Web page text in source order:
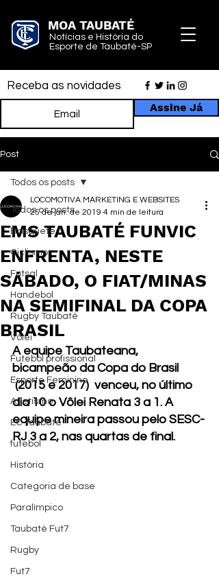
MOA TAUBATÉ
Notícias e História do
Esporte de Taubaté-SP
Receba as novidades
Assine Já
Post
Todos os posts
Basquete
Ciclismo
Futsal
Handebol
Rugby Taubaté
Vôlei
Futebol profissional
Esporte Feminino
Atletismo
EC Taubaté
futebol
História
Categoria de base
Paralímpico
Taubaté Fut7
Rugby
Fut7
Todos os posts
EMS TAUBATÉ FUNVIC
ENFRENTA, NESTE
SÁBADO, O FIAT/MINAS
NA SEMIFINAL DA COPA
BRASIL
LOCOMOTIVA MARKETING E WEBSITES
25 de jan. de 2019 4 min de leitura
A equipe Taubateana,
bicampeão da Copa do Brasil
(2015 e 2017)  venceu, no último
dia 10 o Vôlei Renata 3 a 1. A
equipe mineira passou pelo SESC-
RJ 3 a 2, nas quartas de final.